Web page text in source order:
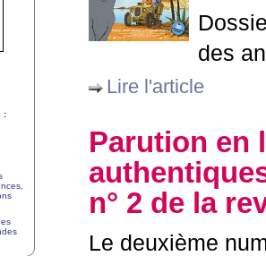
des
Lire l'article
Parution en
n° 2 de la
Le deuxième
: